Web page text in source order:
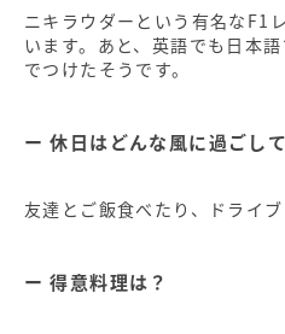
ニキラウダーという有名なF1
います。あと、英語でも日本
でつけたそうです。
休日はどんな風に過ごし
友達とご飯食べたり、ドライブ
得意料理は？